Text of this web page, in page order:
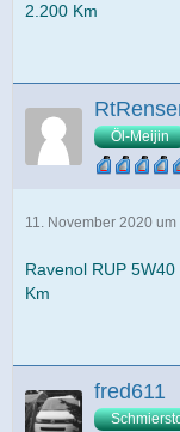
2.200 Km
Öl-Meijin
11. November 2020 um
Ravenol RUP
Km
fred611